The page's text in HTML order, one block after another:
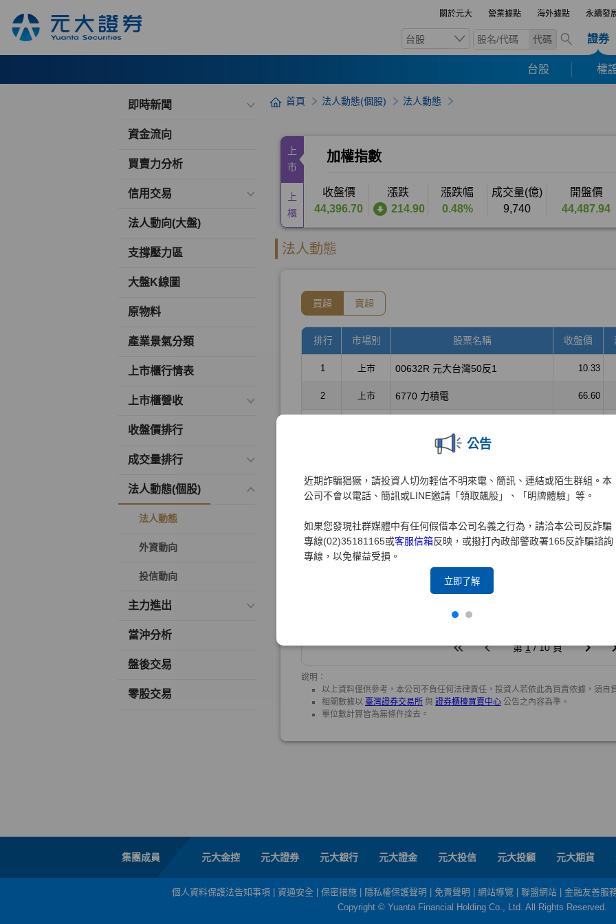
關於元大 營業據點 海外據點 永續發
台股 代碼 證券
台股 權
公告
近期詐騙猖獗，請投資人切勿輕信不明來電、簡訊、連結或陌生群組。本
公司不會以電話、簡訊或LINE邀請「領取飆股」、「明牌體驗」等。
如果您發現社群媒體中有任何假借本公司名義之行為，請洽本公司反詐騙
專線(02)35181165或客服信箱反映，或撥打內政部警政署165反詐騙諮詢
專線，以免權益受損。
立即了解
即時新聞
資金流向
買賣力分析
信用交易
法人動向(大盤)
支撐壓力區
大盤K線圖
原物料
產業景氣分類
上市櫃行情表
上市櫃營收
收盤價排行
成交量排行
法人動態(個股)
法人動態
外資動向
投信動向
主力進出
當沖分析
盤後交易
零股交易
首頁 法人動態(個股) 法人動態
集團成員 元大金控 元大證券 元大銀行 元大證金 元大投信 元大投顧 元大期貨
個人資料保護法告知事項 資通安全 保密措施 隱私權保護聲明 免責聲明 網站導覽 聯盟網站
金融友善服
Copyright © Yuanta Financial Holding Co., Ltd. All Rights Reserved.